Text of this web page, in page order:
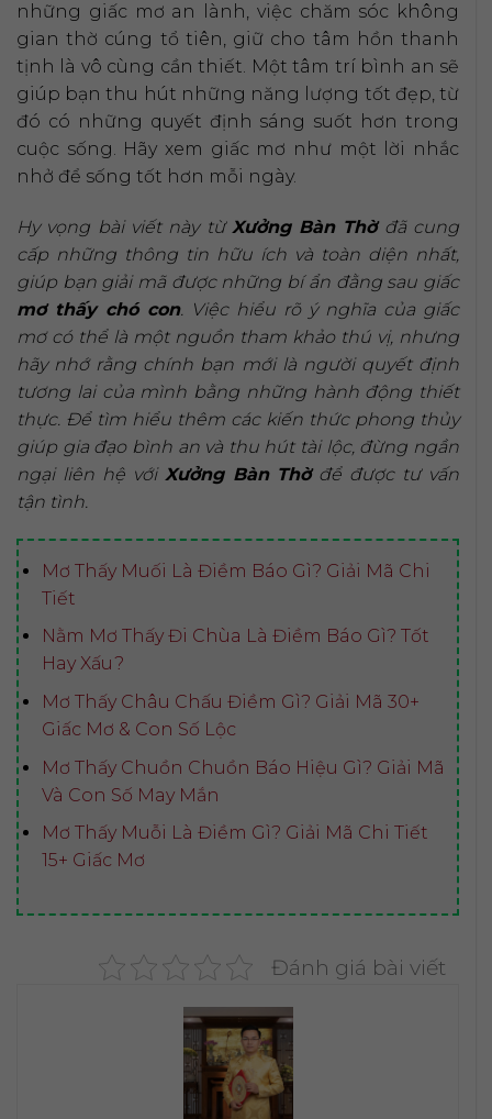
những giấc mơ an lành, việc chăm sóc không
gian thờ cúng tổ tiên, giữ cho tâm hồn thanh
tịnh là vô cùng cần thiết. Một tâm trí bình an sẽ
giúp bạn thu hút những năng lượng tốt đẹp, từ
đó có những quyết định sáng suốt hơn trong
cuộc sống. Hãy xem giấc mơ như một lời nhắc
nhở để sống tốt hơn mỗi ngày.
Hy vọng bài viết này từ Xưởng Bàn Thờđã cung
cấp những thông tin hữu ích và toàn diện nhất,
giúp bạn giải mã được những bí ẩn đằng sau giấc
mơ thấy chó con. Việc hiểu rõ ý nghĩa của giấc
mơ có thể là một nguồn tham khảo thú vị, nhưng
hãy nhớ rằng chính bạn mới là người quyết định
tương lai của mình bằng những hành động thiết
thực. Để tìm hiểu thêm các kiến thức phong thủy
giúp gia đạo bình an và thu hút tài lộc, đừng ngần
ngại liên hệ với Xưởng Bàn Thờđể được tư vấn
tận tình.
Mơ Thấy Muối Là Điềm Báo Gì? Giải Mã Chi
Tiết
Nằm Mơ Thấy Đi Chùa Là Điềm Báo Gì? Tốt
Hay Xấu?
Mơ Thấy Châu Chấu Điềm Gì? Giải Mã 30+
Giấc Mơ & Con Số Lộc
Mơ Thấy Chuồn Chuồn Báo Hiệu Gì? Giải Mã
Và Con Số May Mắn
Mơ Thấy Muỗi Là Điềm Gì? Giải Mã Chi Tiết
15+ Giấc Mơ
Đánh giá bài viết